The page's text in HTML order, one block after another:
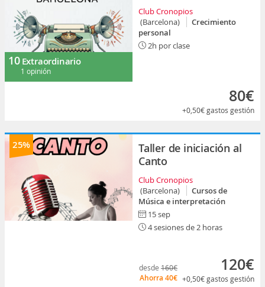
10 Extraordinario
1 opinión
Club Cronopios
(Barcelona)
Crecimiento
personal
2h por clase
80€
+0,50€gastos gestión
25%
Taller de iniciación al
Canto
Club Cronopios
(Barcelona)
Cursos de
Música e interpretación
15 sep
4 sesiones de 2 horas
desde 160€
Ahorra 40€
120€
+0,50€gastos gestión